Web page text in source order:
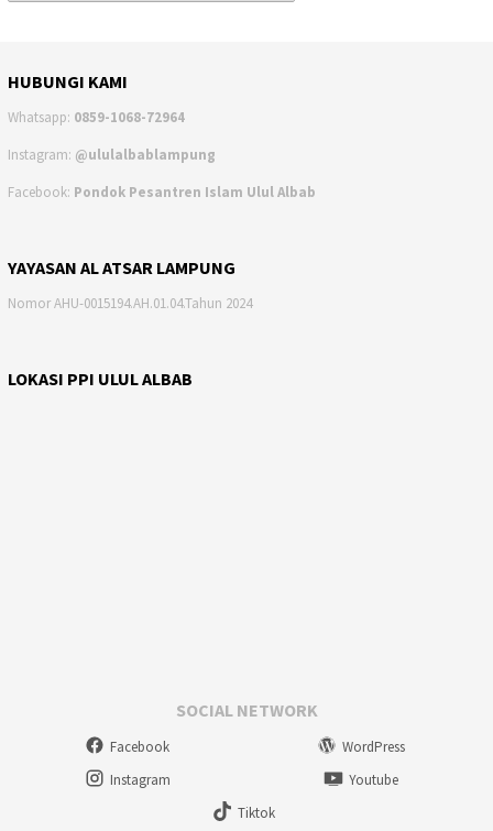
HUBUNGI KAMI
Whatsapp: 0859-1068-72964
Instagram: @ululalbablampung
Facebook: Pondok Pesantren Islam Ulul Albab
YAYASAN AL ATSAR LAMPUNG
Nomor AHU-0015194.AH.01.04.Tahun 2024
LOKASI PPI ULUL ALBAB
SOCIAL NETWORK
Facebook
WordPress
Instagram
Youtube
Tiktok